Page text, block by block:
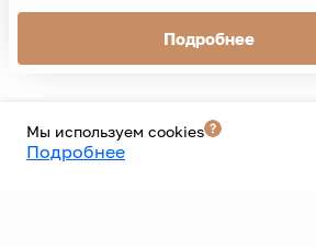
Подробнее
1
Мы используем cookies
Подробнее